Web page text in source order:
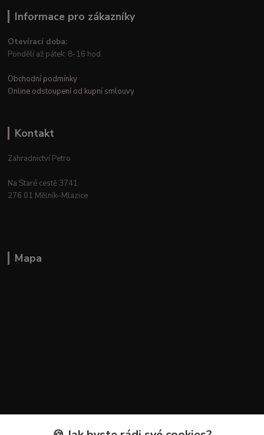
Informace pro zákazníky
Otevírací doba:
Pondělí až pátek: 8-16 hod.
Obchodní podmínky
Online odstoupení od kupní smlouvy
Kontakt
Zahradnictví Petro
Na Staré cestě 3741
276 01 Mělník–Mlazice
Mapa